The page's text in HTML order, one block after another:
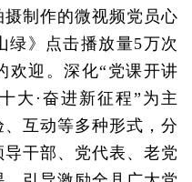
制作的微视频党员心
绿》点击播放量5万次
欢迎。深化“党课开讲
大·奋进新征程”为主
互动等多种形式，分
干部、党代表、老党